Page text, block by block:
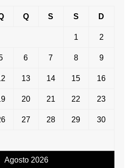
Agosto 2026
Q S S D
1 2
6 7 8 9
13 14 15 16
20 21 22 23
27 28 29 30